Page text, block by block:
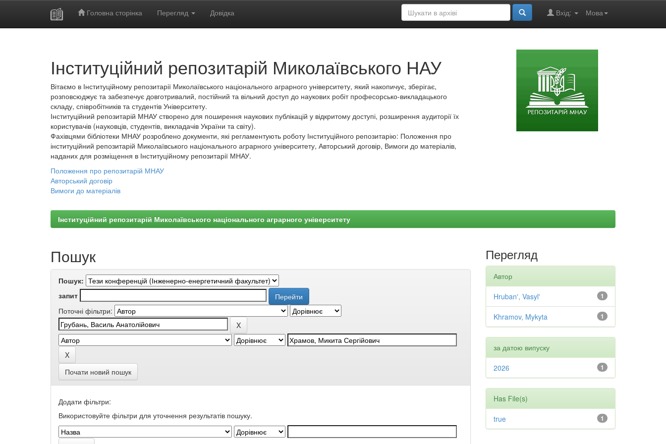
Головна сторінка Перегляд Довідка Мова
Вхід:
Інституційний репозитарій Миколаївського НАУ
Вітаємо в Інституційному репозитарії Миколаївського національного аграрного університету, який накопичує, зберігає,
розповсюджує та забезпечує довготривалий, постійний та вільний доступ до наукових робіт професорсько-викладацького
складу, співробітників та студентів Університету.
Інституційний репозитарій МНАУ створено для поширення наукових публікацій у відкритому доступі, розширення аудиторії їх
користувачів (науковців, студентів, викладачів України та світу).
Фахівцями бібліотеки МНАУ розроблено документи, які регламентують роботу Інституційного репозитарію: Положення про
інституційний репозитарій Миколаївського національного аграрного університету, Авторський договір, Вимоги до матеріалів,
наданих для розміщення в Інституційному репозитарії МНАУ.
Положення про репозитарій МНАУ
Авторський договір
Вимоги до матеріалів
Інституційний репозитарій Миколаївського національного аграрного університету
Пошук
Пошук:
запит
Поточні фільтри:
Почати новий пошук
Додати фільтри:
Використовуйте фільтри для уточнення результатів пошуку.
Перегляд
Автор
1
Hruban', Vasyl'
1
Khramov, Mykyta
за датою випуску
1
2026
Has File(s)
1
true